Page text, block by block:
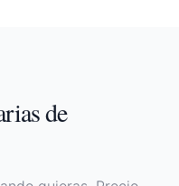
de